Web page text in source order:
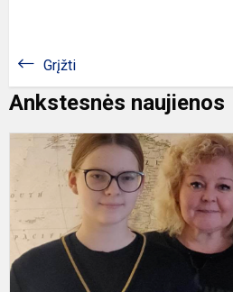
Grįžti
Ankstesnės naujienos